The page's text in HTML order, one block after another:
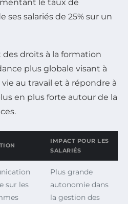
le taux de
ses salariés de 25% sur un
droits à la formation
plus globale visant à
au travail et à répondre à
en plus forte autour de la
IMPACT POUR LES
SALARIÉS
sur les
Plus grande
autonomie dans
la gestion des